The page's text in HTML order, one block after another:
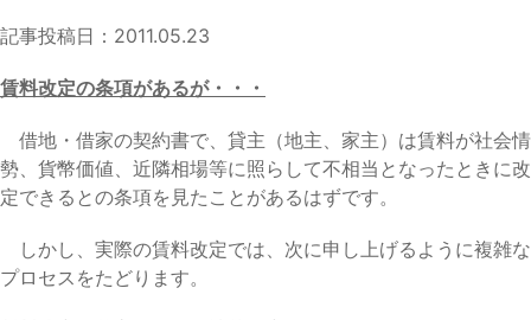
記事投稿日：2011.05.23
賃料改定の条項があるが・・・
借地・借家の契約書で、貸主（地主、家主）は賃料が社会情
勢、貨幣価値、近隣相場等に照らして不相当となったときに改
定できるとの条項を見たことがあるはずです。
しかし、実際の賃料改定では、次に申し上げるように複雑な
プロセスをたどります。